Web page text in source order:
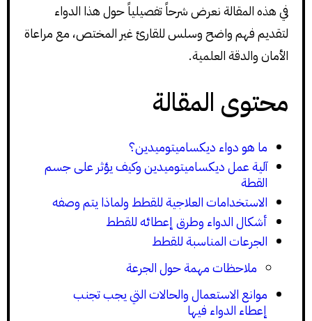
في هذه المقالة نعرض شرحاً تفصيلياً حول هذا الدواء
لتقديم فهم واضح وسلس للقارئ غير المختص، مع مراعاة
الأمان والدقة العلمية.
محتوى المقالة
ما هو دواء ديكساميتوميدين؟
آلية عمل ديكساميتوميدين وكيف يؤثر على جسم
القطة
الاستخدامات العلاجية للقطط ولماذا يتم وصفه
أشكال الدواء وطرق إعطائه للقطط
الجرعات المناسبة للقطط
ملاحظات مهمة حول الجرعة
موانع الاستعمال والحالات التي يجب تجنب
إعطاء الدواء فيها